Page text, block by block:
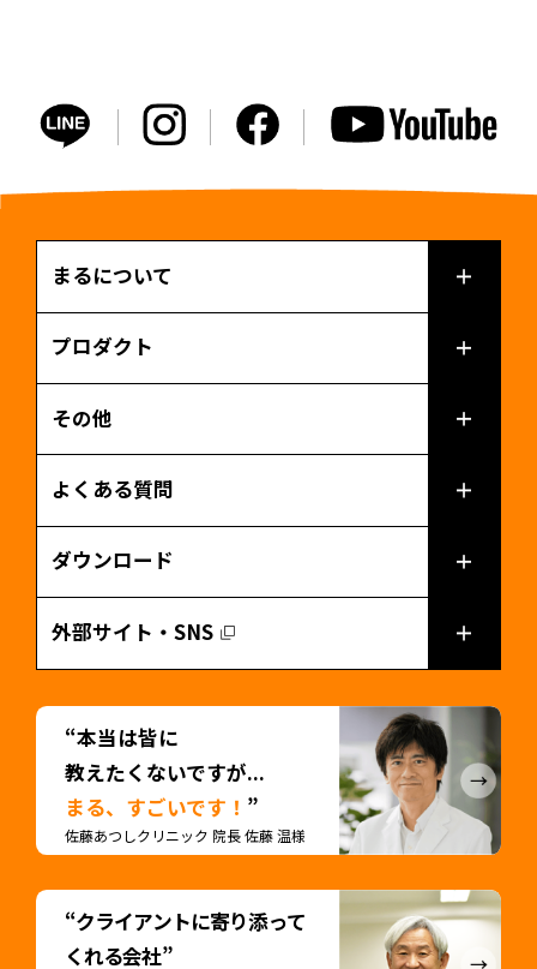
まるについて
プロダクト
その他
よくある質問
ダウンロード
外部サイト・SNS
“本当は皆に
教えたくないですが...
まる、すごいです！ ”
佐藤あつしクリニック 院長 佐藤 温様
“クライアントに寄り添って
くれる会社”